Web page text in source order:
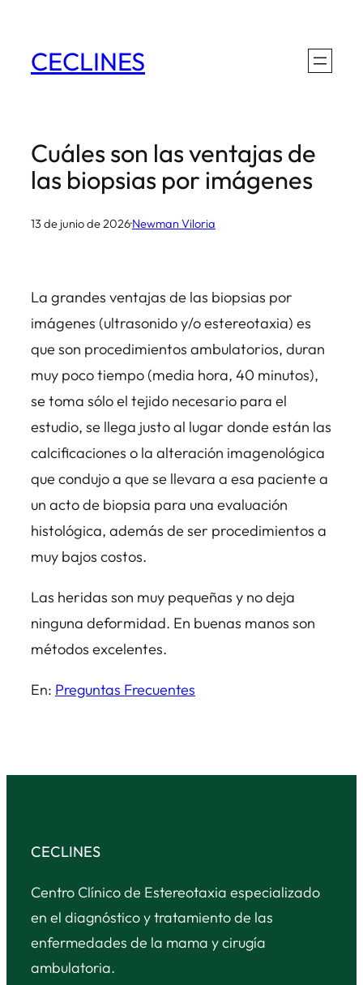
contenido
CECLINES
Cuáles son las ventajas de
las biopsias por imágenes
13 de junio de 2026·Newman Viloria
La grandes ventajas de las biopsias por
imágenes (ultrasonido y/o estereotaxia) es
que son procedimientos ambulatorios, duran
muy poco tiempo (media hora, 40 minutos),
se toma sólo el tejido necesario para el
estudio, se llega justo al lugar donde están las
calcificaciones o la alteración imagenológica
que condujo a que se llevara a esa paciente a
un acto de biopsia para una evaluación
histológica, además de ser procedimientos a
muy bajos costos.
Las heridas son muy pequeñas y no deja
ninguna deformidad. En buenas manos son
métodos excelentes.
En: Preguntas Frecuentes
CECLINES
Centro Clínico de Estereotaxia especializado
en el diagnóstico y tratamiento de las
enfermedades de la mama y cirugía
ambulatoria.